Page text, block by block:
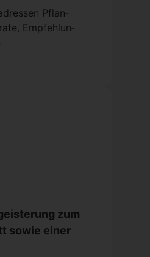
Pflan­
Emp­feh­lun­
zum
sowie einer